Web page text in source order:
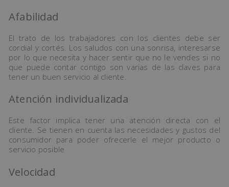
Afabilidad
El trato de los trabajadores con los clientes debe ser
cordial y cortés. Los saludos con una sonrisa, interesarse
por lo que necesita y hacer sentir que no le vendes si no
que puede contar contigo son varias de las claves para
tener un buen servicio al cliente.
Atención individualizada
Este factor implica tener una atención directa con el
cliente. Se tienen en cuenta las necesidades y gustos del
consumidor para poder ofrecerle el mejor producto o
servicio posible
Velocidad